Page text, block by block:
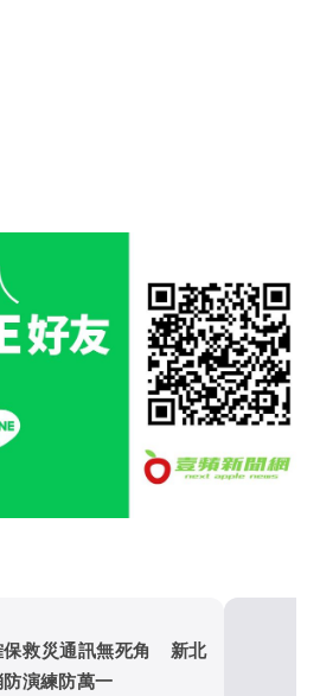
保救災通訊無死角 新北
防演練防萬一